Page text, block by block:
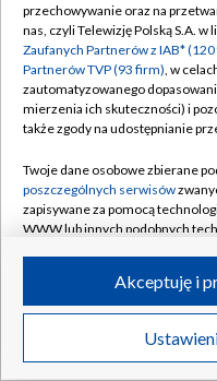
Abonament TVP
Emisja w TVP
Centrum informacji
Naziemna Telewizja
Rada Programowa
System NOS
Informacje o nadawcy
Program dla prasy
Ogłoszenie
©2026
przechowywanie oraz na
nas, czyli Telewizję Polską S.A. w
Zaufanych Partnerów z IAB*
Partnerów TVP (93 firm), w
zautomatyzowanego
mierzenia ich skuteczności) i
także zgody na udostępnianie
Twoje dane osobowe zbierane
poszczególnych serwisów
zapisywane za pomocą
WWW lub innych podobnych
ruchu w Internecie.
Twoje dane osobowe zbierane
poszczególnych serwisówna
Akceptuję i